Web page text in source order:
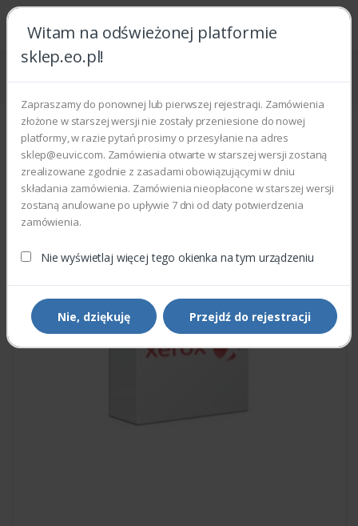
Witam na odświeżonej platformie
sklep.eo.pl!
Zapraszamy do ponownej lub pierwszej rejestracji. Zamówienia
złożone w starszej wersji nie zostały przeniesione do nowej
platformy, w razie pytań prosimy o przesyłanie na adres
sklep@euvic.com. Zamówienia otwarte w starszej wersji zostaną
zrealizowane zgodnie z zasadami obowiązującymi w dniu
składania zamówienia. Zamówienia nieopłacone w starszej wersji
zostaną anulowane po upływie 7 dni od daty potwierdzenia
zamówienia.
Nie wyświetlaj więcej tego okienka na tym urządzeniu
Nie, dziękuję Przejdź do rejestracji
Strona główna Części zamienne